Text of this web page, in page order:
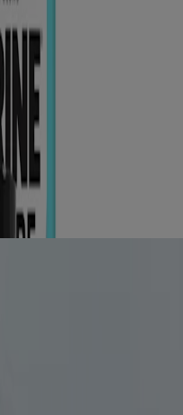
Zahnstein-Schutz
Zahnstein-Schutz